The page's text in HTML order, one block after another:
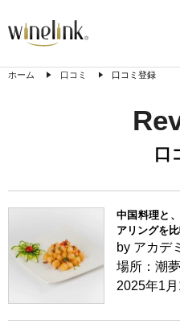
ホーム 口コミ 口コミ登録
口
中国料理と
アリングを
by アカデ
場所：潮
2025年1